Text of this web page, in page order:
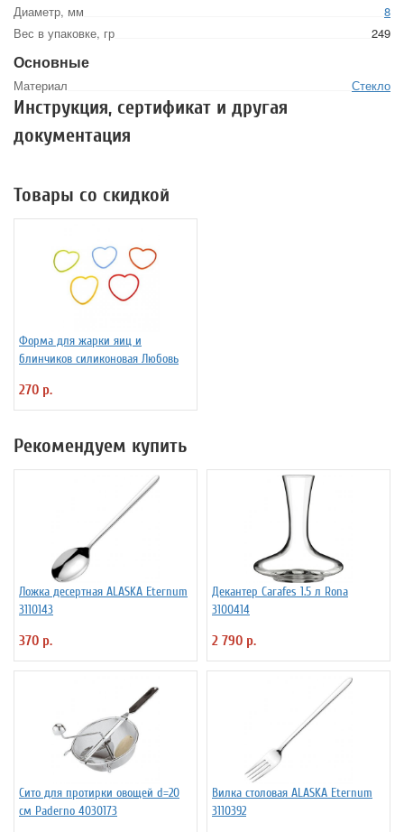
Диаметр, мм
8
Вес в упаковке, гр
249
Основные
Материал Стекло
Инструкция, сертификат и другая
документация
Товары со скидкой
Форма для жарки яиц и
блинчиков силиконовая Любовь
270 р.
Рекомендуем купить
Ложка десертная ALASKA Eternum
3110143
370 р.
Декантер Carafes 1.5 л Rona
3100414
2 790 р.
Сито для протирки овощей d=20
см Paderno 4030173
Вилка столовая ALASKA Eternum
3110392